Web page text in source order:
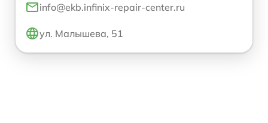
info@ekb.infinix-repair-center.ru
ул. Малышева, 51